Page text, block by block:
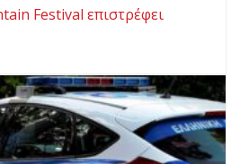
Festival επιστρέφει